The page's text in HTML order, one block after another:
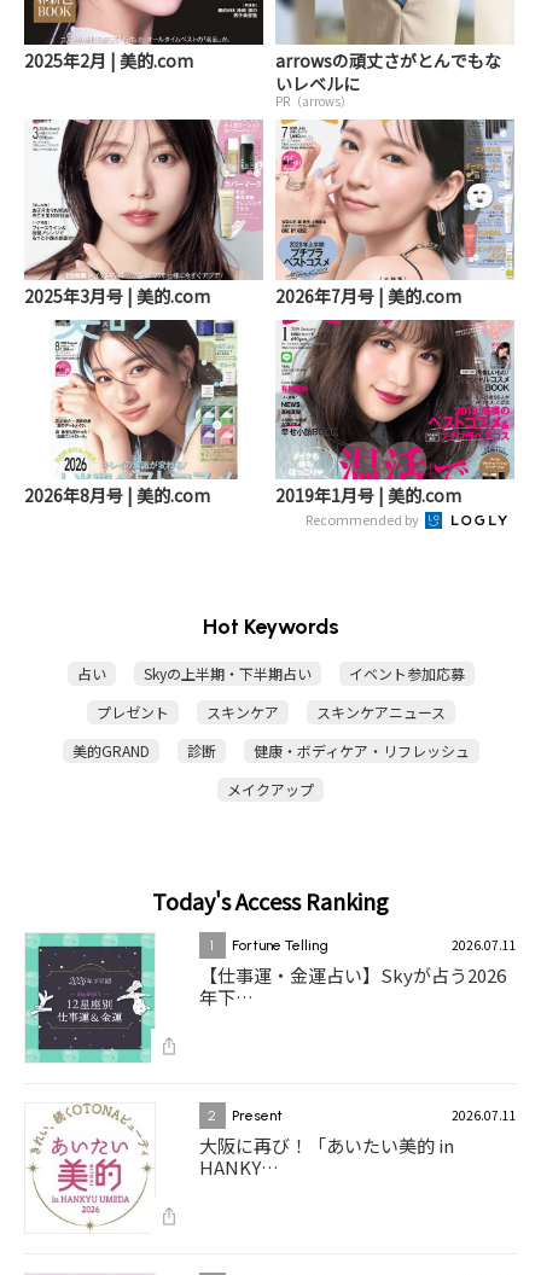
2025年2月 | 美的.com
arrowsの頑丈さがとんでもな
いレベルに
PR（arrows）
2025年3月号 | 美的.com 2026年7月号 | 美的.com
2026年8月号 | 美的.com 2019年1月号 | 美的.com
Recommended by
Hot Keywords
占い Skyの上半期・下半期占い
イベント参加応募
プレゼント
スキンケア
スキンケアニュース
美的GRAND
診断
健康・ボディケア・リフレッシュ
メイクアップ
Today's Access Ranking
1 Fortune Telling 2026.07.11
【仕事運・金運占い】Skyが占う2026
年下…
2 Present 2026.07.11
大阪に再び！「あいたい美的 in
HANKY…